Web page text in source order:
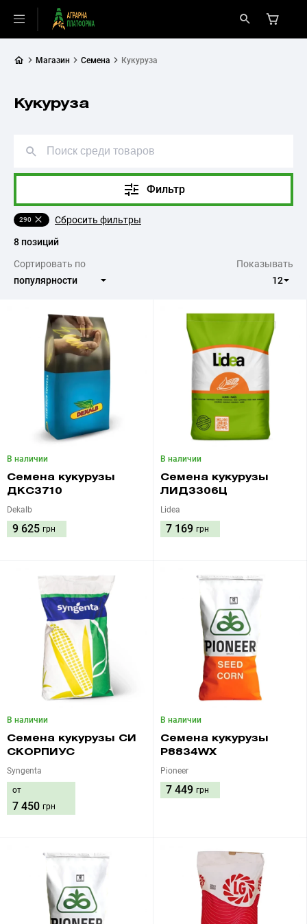
Магазин Семена Кукуруза
Кукуруза
290 Сбросить фильтры
Фильтр
8 позиций
Сортировать по
Показывать
В наличии
Семена кукурузы
ДКС3710
Dekalb
9 625 грн
В наличии
Семена кукурузы
ЛИД3306Ц
Lidea
7 169 грн
В наличии
Семена кукурузы СИ
СКОРПИУС
Syngenta
от
7 450 грн
В наличии
Семена кукурузы
P8834WX
Pioneer
7 449 грн